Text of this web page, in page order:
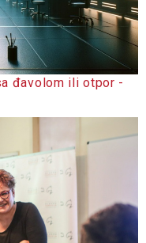
đavolom ili otpor -